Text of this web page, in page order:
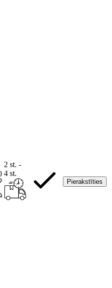
2 st. -
4 st.
Pierakstīties